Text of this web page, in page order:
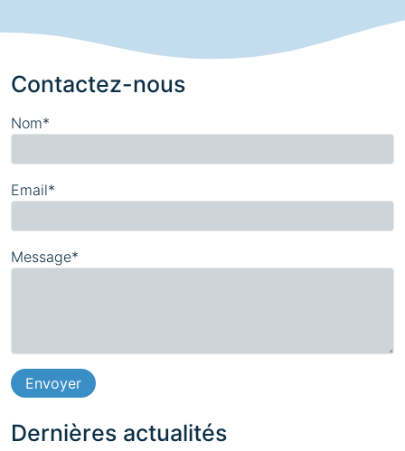
Contactez-nous
Nom*
Email*
Message*
Dernières actualités